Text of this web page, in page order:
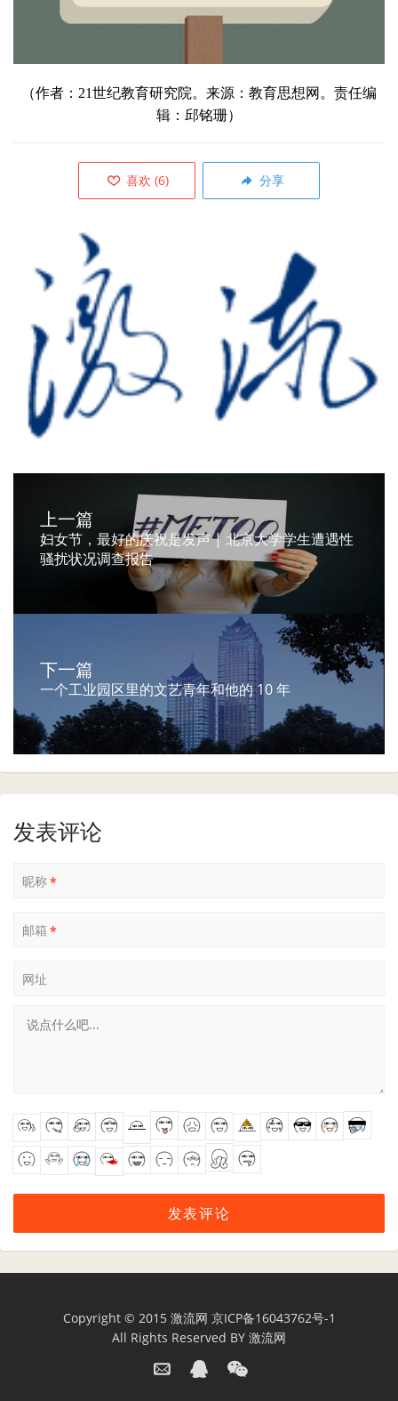
（作者：21世纪教育研究院。来源：教育思想网。责任编
辑：邱铭珊）
喜欢 (6) 分享
上一篇
妇女节，最好的庆祝是发声 | 北京大学学生遭遇性
骚扰状况调查报告
下一篇
一个工业园区里的文艺青年和他的 10 年
发表评论
昵称*
邮箱 *
网址
Copyright © 2015 激流网 京ICP备16043762号-1
All Rights Reserved BY 激流网